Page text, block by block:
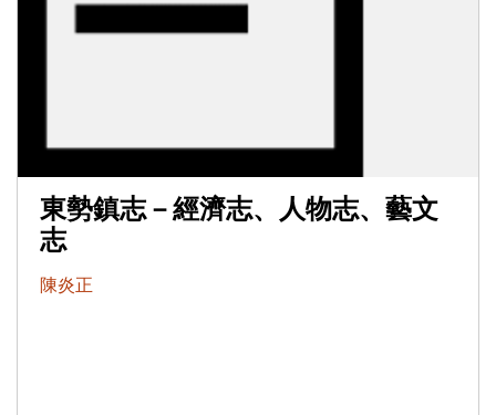
東勢鎮志－經濟志、人物志、藝文
志
陳炎正